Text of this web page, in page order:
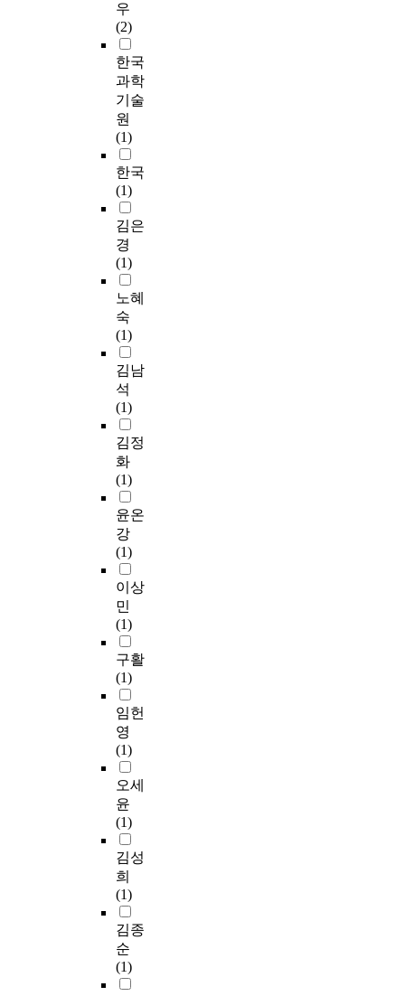
우
(2)
한국
과학
기술
원
(1)
한국
(1)
김은
경
(1)
노혜
숙
(1)
김남
석
(1)
김정
화
(1)
윤온
강
(1)
이상
민
(1)
구활
(1)
임헌
영
(1)
오세
윤
(1)
김성
희
(1)
김종
순
(1)